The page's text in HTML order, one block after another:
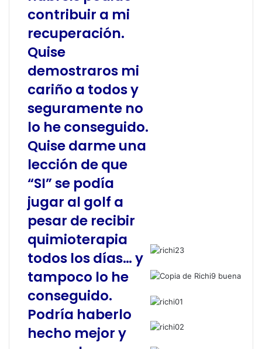
contribuir a mi
recuperación.
Quise
demostraros mi
cariño a todos y
seguramente no
lo he conseguido.
Quise darme una
lección de que
“SI” se podía
jugar al golf a
pesar de recibir
quimioterapia
todos los días… y
tampoco lo he
conseguido.
Podría haberlo
hecho mejor y